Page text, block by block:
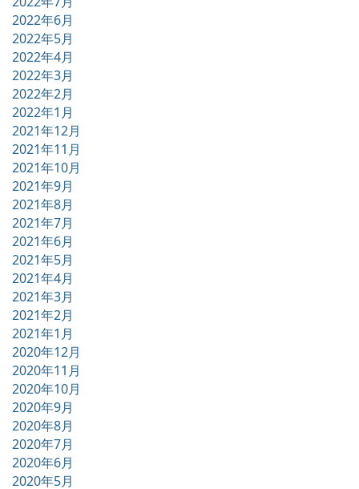
2022年6月
2022年5月
2022年4月
2022年3月
2022年2月
2022年1月
2021年12月
2021年11月
2021年10月
2021年9月
2021年8月
2021年7月
2021年6月
2021年5月
2021年4月
2021年3月
2021年2月
2021年1月
2020年12月
2020年11月
2020年10月
2020年9月
2020年8月
2020年7月
2020年6月
2020年5月